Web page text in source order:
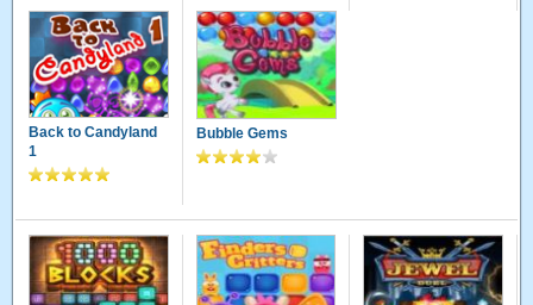
Back to Candyland
1
Bubble Gems